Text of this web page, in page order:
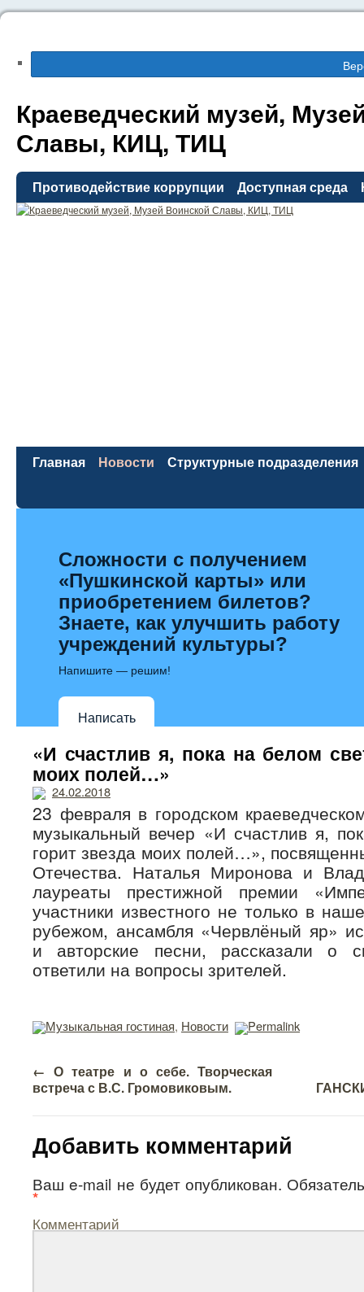
Краеведческий музей,
Славы, КИЦ, ТИЦ
Противодействие коррупции Доступная среда
Главная Новости Структурные подразделения
Сложности с получением
«Пушкинской карты» или
приобретением билетов?
Знаете, как улучшить работу
учреждений культуры?
Напишите — решим!
Написать
«И счастлив я, пока на белом
моих полей…»
24.02.2018
23 февраля в городском
музыкальный вечер «И счастлив я,
горит звезда моих полей…»,
Отечества. Наталья Миронова и
лауреаты престижной премии
участники известного не только в
рубежом, ансамбля «Червлёный яр»
и авторские песни, рассказали о
ответили на вопросы зрителей.
Музыкальная гостиная, Новости Permalink
← О театре и о себе. Творческая
встреча с В.С. Громовиковым.
Добавить комментарий
Ваш e-mail не будет опубликован.
*
Комментарий